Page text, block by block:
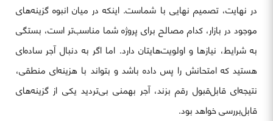
در نهایت، تصمیم نهایی با شماست. اینکه در میان انبوه گزینه‌های
موجود در بازار، کدام مصالح برای پروژه شما مناسب‌تر است، بستگی
به شرایط، نیازها و اولویت‌هایتان دارد. اما اگر به دنبال آجر ساده‌ای
هستید که امتحانش را پس داده باشد و بتواند با هزینه‌ای منطقی،
نتیجه‌ای قابل‌قبول رقم بزند، آجر بهمنی بی‌تردید یکی از گزینه‌های
قابل‌بررسی خواهد بود.